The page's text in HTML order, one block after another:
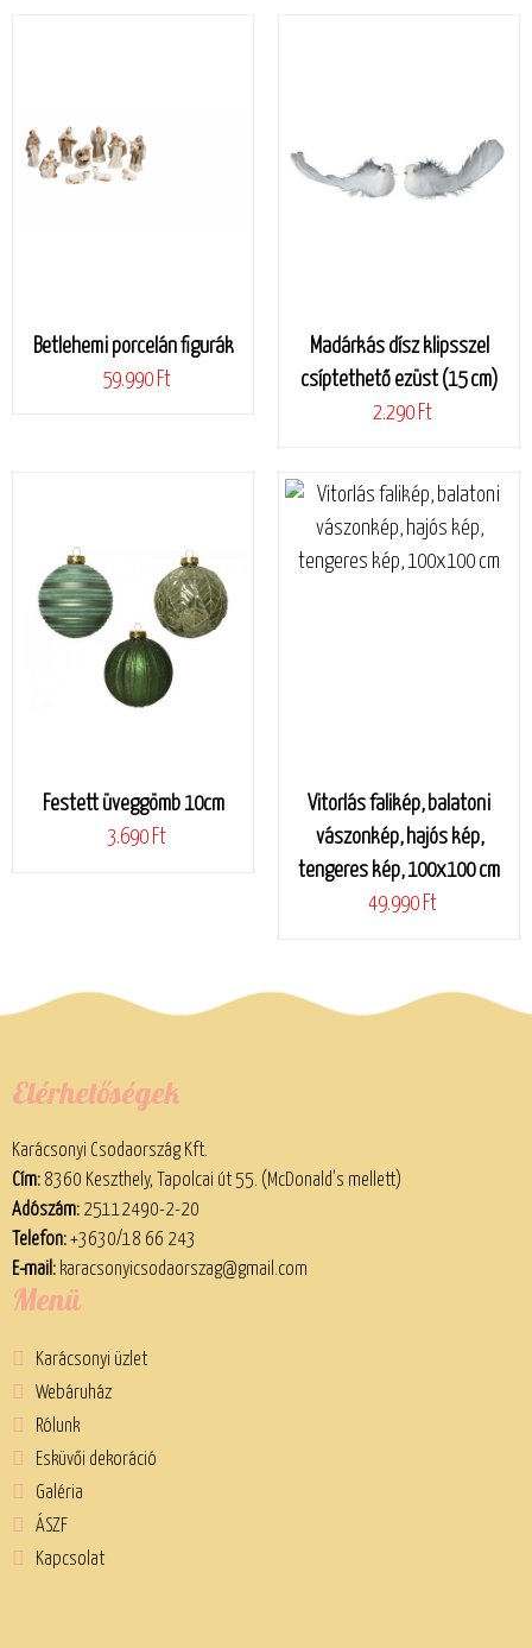
Betlehemi porcelán figurák
59.990 Ft
Madárkás dísz klipsszel
csíptethető ezüst (15 cm)
2.290 Ft
Festett üveggömb 10cm
3.690 Ft
Vitorlás falikép, balatoni
vászonkép, hajós kép,
tengeres kép, 100x100 cm
49.990 Ft
Elérhetőségek
Karácsonyi Csodaország Kft.
Cím:8360 Keszthely, Tapolcai út 55. (McDonald’s mellett)
Adószám:25112490-2-20
Telefon:+3630/18 66 243
E-mail: karacsonyicsodaorszag@gmail.com
Menü
Karácsonyi üzlet
Webáruház
Rólunk
Esküvői dekoráció
Galéria
ÁSZF
Kapcsolat